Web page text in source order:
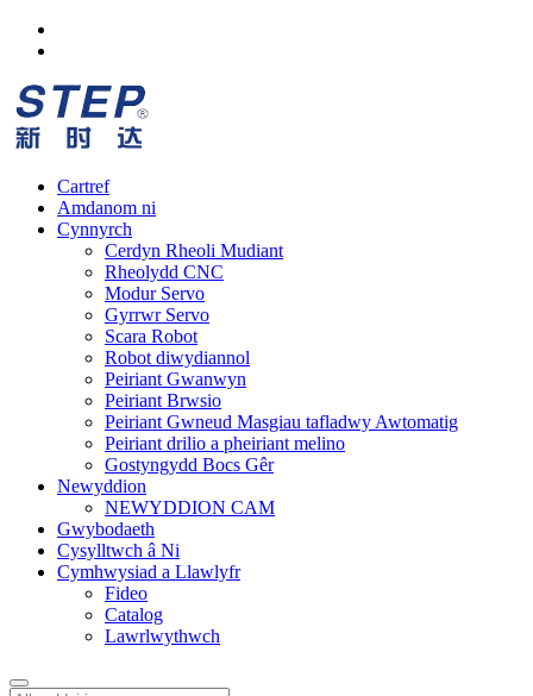
Cartref
Amdanom ni
Cynnyrch
Cerdyn Rheoli Mudiant
Rheolydd CNC
Modur Servo
Gyrrwr Servo
Scara Robot
Robot diwydiannol
Peiriant Gwanwyn
Peiriant Brwsio
Peiriant Gwneud Masgiau tafladwy Awtomatig
Peiriant drilio a pheiriant melino
Gostyngydd Bocs Gêr
Newyddion
NEWYDDION CAM
Gwybodaeth
Cysylltwch â Ni
Cymhwysiad a Llawlyfr
Fideo
Catalog
Lawrlwythwch